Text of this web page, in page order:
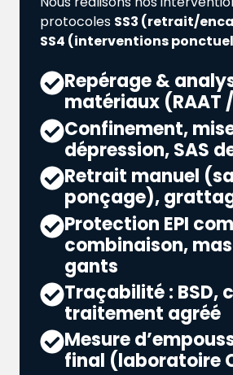
protocoles SS3 (retrait/
SS4 (interventions
Repérage &
matériaux (RAAT
Confinement,
dépression, SAS
Retrait manuel
ponçage),
Protection EPI
combinaison,
gants
Traçabilité : BSD,
traitement agréé
Mesure
final (laboratoire